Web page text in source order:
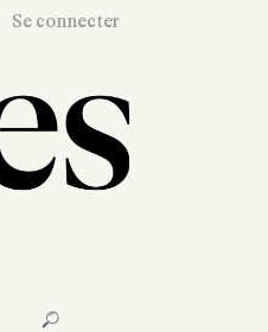
Se connecter
🔎